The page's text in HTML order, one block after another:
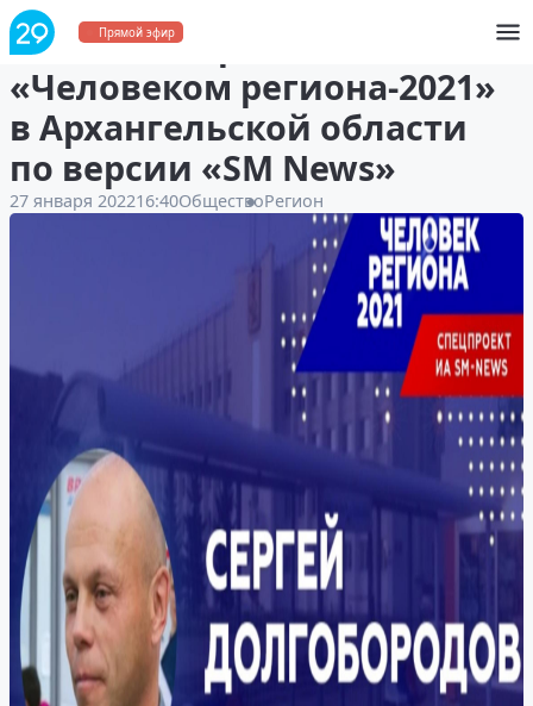
Прямой эфир
Бизнесмен-рекламист стал
«Человеком региона-2021»
в Архангельской области
по версии «SM News»
27 января 202216:40ОбществоРегион